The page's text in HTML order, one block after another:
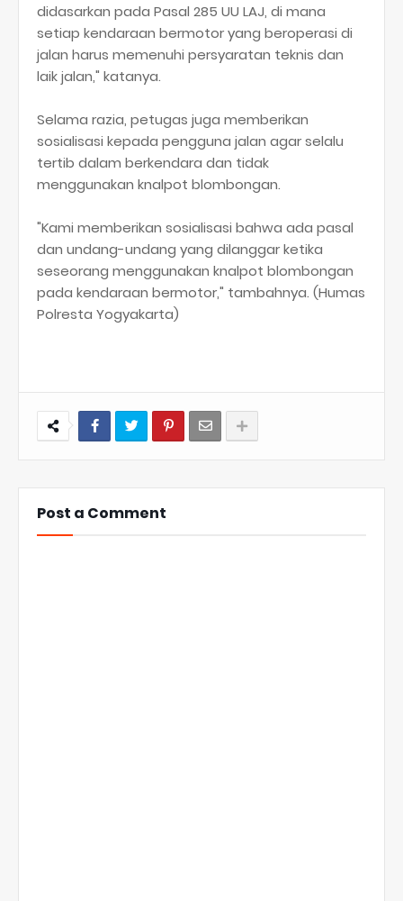
didasarkan pada Pasal 285 UU LAJ, di mana
setiap kendaraan bermotor yang beroperasi di
jalan harus memenuhi persyaratan teknis dan
laik jalan," katanya.
Selama razia, petugas juga memberikan
sosialisasi kepada pengguna jalan agar selalu
tertib dalam berkendara dan tidak
menggunakan knalpot blombongan.
"Kami memberikan sosialisasi bahwa ada pasal
dan undang-undang yang dilanggar ketika
seseorang menggunakan knalpot blombongan
pada kendaraan bermotor," tambahnya. (Humas
Polresta Yogyakarta)
Post a Comment